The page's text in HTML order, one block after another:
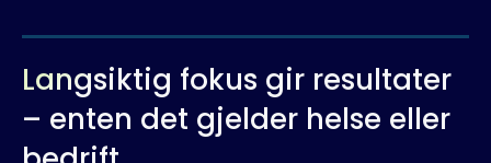
Langsiktig fokus gir resultater
– enten det gjelder helse eller